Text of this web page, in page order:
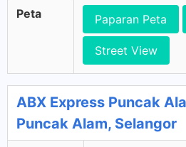
Peta Paparan Peta
Street View
ABX Express Puncak
Puncak Alam, Selangor